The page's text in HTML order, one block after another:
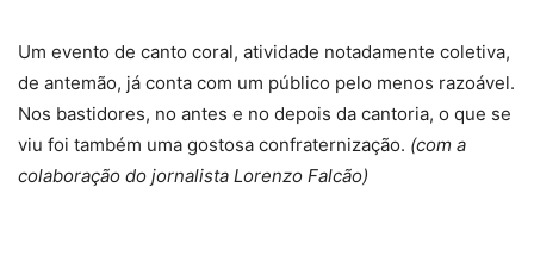
Um evento de canto coral, atividade notadamente coletiva,
de antemão, já conta com um público pelo menos razoável.
Nos bastidores, no antes e no depois da cantoria, o que se
viu foi também uma gostosa confraternização. (com a
colaboração do jornalista Lorenzo Falcão)